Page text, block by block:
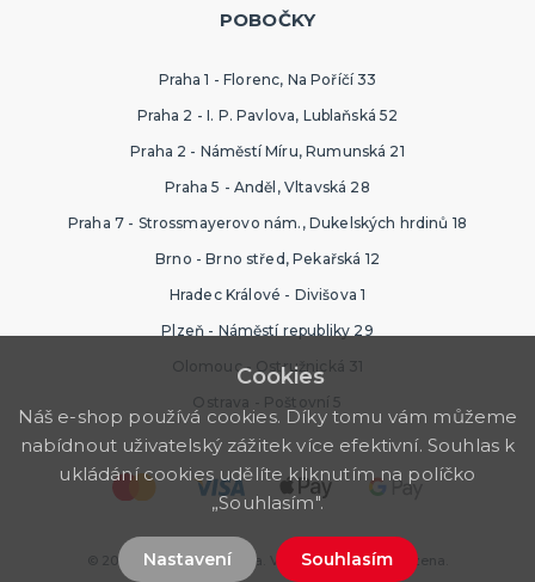
POBOČKY
Praha 1 - Florenc, Na Poříčí 33
Praha 2 - I. P. Pavlova, Lublaňská 52
Praha 2 - Náměstí Míru, Rumunská 21
Praha 5 - Anděl, Vltavská 28
Praha 7 - Strossmayerovo nám., Dukelských hrdinů 18
Brno - Brno střed, Pekařská 12
Hradec Králové - Divišova 1
Plzeň - Náměstí republiky 29
Olomouc - Ostružnická 31
Ostrava - Poštovní 5
© 2026 Ptákoviny Ostrava. Všechna práva vyhrazena.
Cookies
Náš e-shop používá cookies. Díky tomu vám můžeme
nabídnout uživatelský zážitek více efektivní. Souhlas k
ukládání cookies udělíte kliknutím na políčko
„Souhlasím".
Nastavení Souhlasím